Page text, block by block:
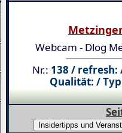
Webcam - Dlog
Nr.: 138 / refresh:
Qualität: /